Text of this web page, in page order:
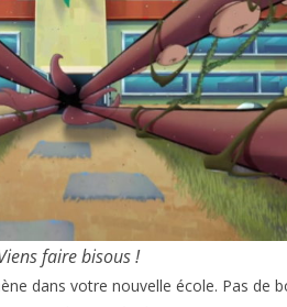
faire bisous !
dans votre nouvelle école. Pas de